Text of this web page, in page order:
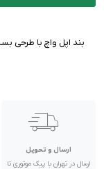
بند اپل واچ با طرحی
ارسال و تحویل
ارسال در تهران با پیک موتوری تا